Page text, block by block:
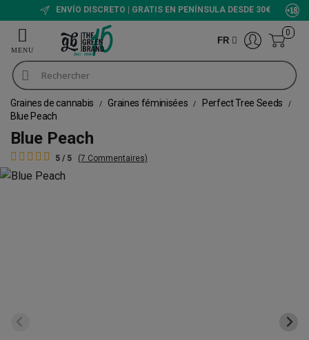
ENVÍO DISCRETO | GRATIS EN PENÍNSULA DESDE 30€
FR
0
Graines de cannabis Graines féminisées
Perfect Tree Seeds
Blue Peach
Blue Peach
5 / 5 (7 Commentaires)